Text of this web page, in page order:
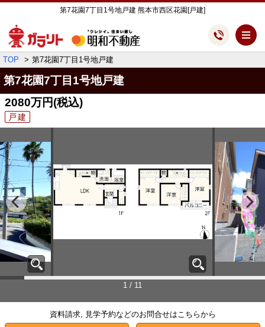
第7花園7丁目1号地戸建 熊本市西区花園[戸建]
TOP 第7花園7丁目1号地戸建
第7花園7丁目1号地戸建
2080万円(税込)
戸建
1 / 11
資料請求, 見学予約などのお問合せはこちらから